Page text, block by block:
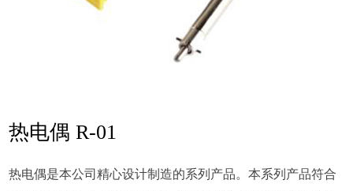
热电偶 R-01
热电偶是本公司精心设计制造的系列产品。本系列产品符合